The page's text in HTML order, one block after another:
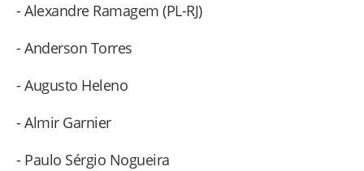
- Alexandre Ramagem (PL-RJ)
- Anderson Torres
- Augusto Heleno
- Almir Garnier
- Paulo Sérgio Nogueira